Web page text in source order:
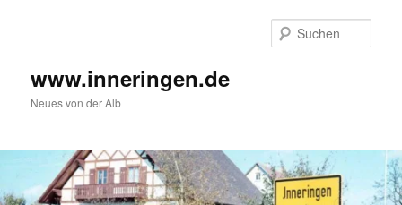
www.inneringen.de
Neues von der Alb